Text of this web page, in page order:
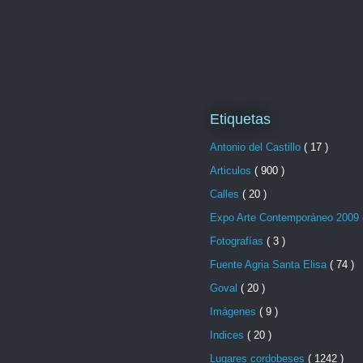
Etiquetas
Antonio del Castillo ( 17 )
Articulos ( 900 )
Calles ( 20 )
Expo Arte Contemporáneo 2009
Fotografías ( 3 )
Fuente Agria Santa Elisa ( 74 )
Goval ( 20 )
Imágenes ( 9 )
Indices ( 20 )
Lugares cordobeses ( 1242 )